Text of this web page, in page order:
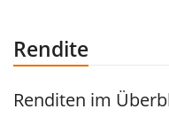
Rendite
Renditen im